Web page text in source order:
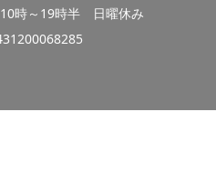
時～19時半 日曜休み